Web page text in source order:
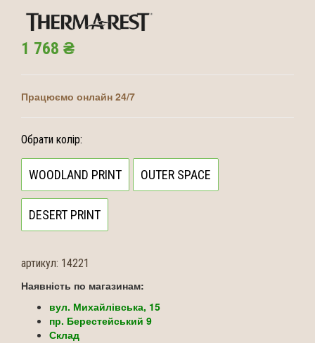
1 768 ₴
Працюємо онлайн 24/7
Обрати колір:
WOODLAND PRINT OUTER SPACE
DESERT PRINT
артикул: 14221
Наявність по магазинам:
вул. Михайлівська, 15
пр. Берестейський 9
Склад